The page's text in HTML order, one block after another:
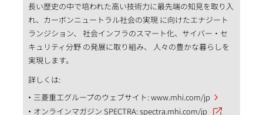
長い歴史の中で培われた高い技術力に最先端の知見を取り入
れ、カーボンニュートラル社会の実現 に向けたエナジート
ランジション、 社会インフラのスマート化、サイバー・セ
キュリティ分野 の発展に取り組み、 人々の豊かな暮らしを
実現します。
詳しくは:
三菱重工グループのウェブサイト:www.mhi.com/jp
オンラインマガジン SPECTRA:spectra.mhi.com/jp